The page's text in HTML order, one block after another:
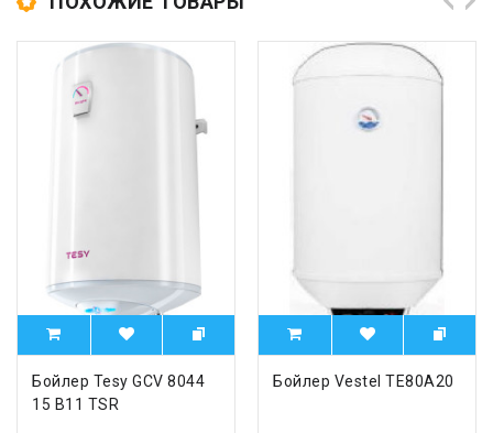
Бойлер Tesy GCV 8044
15 B11 TSR
Бойлер Vestel TE80A20